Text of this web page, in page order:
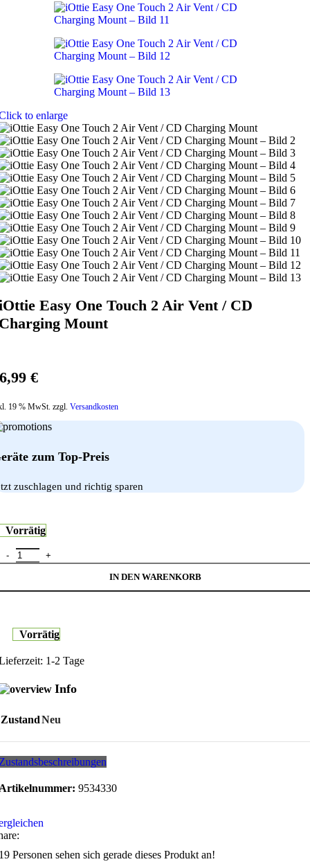
to enlarge
Easy One Touch 2 Air Vent / CD
Mount
€
19 % MwSt. zzgl. Versandkosten
zum Top-Preis
zuschlagen und richtig sparen
Vorrätig
Easy One Touch 2 Air Vent / CD Charging Mount Menge
IN DEN WARENKORB
Vorrätig
1-2 Tage
Info
ZustandNeu
9534330
Personen sehen sich gerade dieses Produkt an!